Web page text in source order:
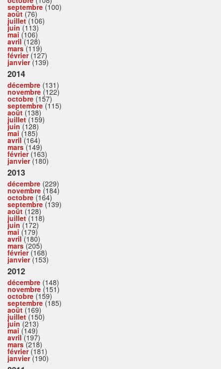
septembre (100)
août (76)
juillet(106)
juin (113)
mai (106)
avril(128)
mars(119)
février(127)
janvier(139)
2014
décembre (131)
novembre (122)
octobre (157)
septembre (115)
août (138)
juillet(159)
juin (128)
mai (185)
avril(164)
mars(149)
février(163)
janvier(180)
2013
décembre (229)
novembre (184)
octobre (164)
septembre (139)
août (128)
juillet(118)
juin (172)
mai (179)
avril(180)
mars(205)
février(168)
janvier(153)
2012
décembre (148)
novembre (151)
octobre (159)
septembre (185)
août (169)
juillet(150)
juin (213)
mai (149)
avril(197)
mars(218)
février(181)
janvier(190)